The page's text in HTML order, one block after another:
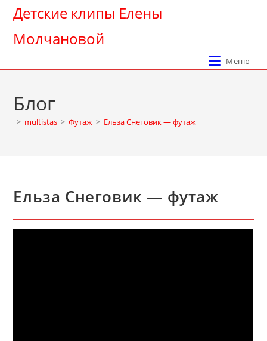
Перейти
содержимому
Детские клипы Елены
Молчановой
Меню
Блог
> multistas > Футаж > Ельза Снеговик — футаж
Ельза Снеговик — футаж